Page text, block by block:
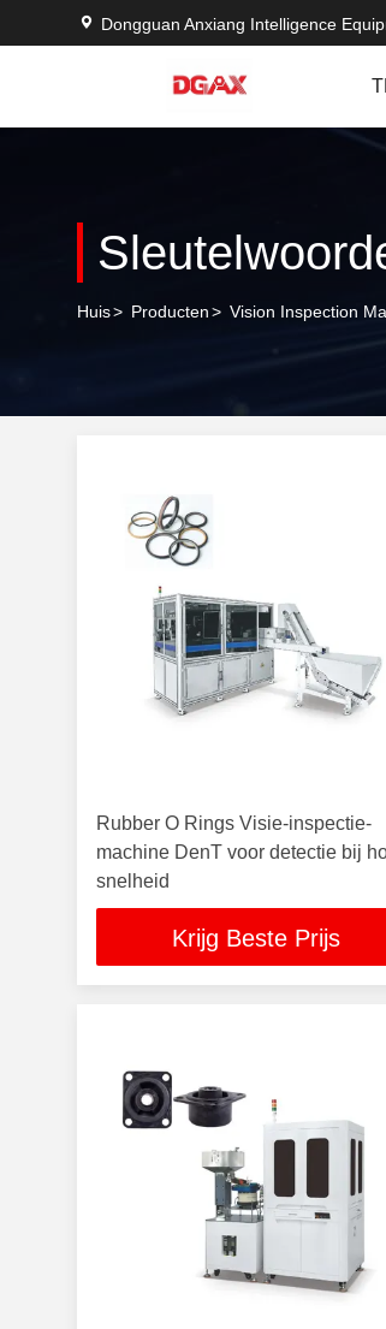
Dongguan Anxiang Intelligence
Huis> Producten> Vision Inspection
Rubber O Rings Visie-inspectie-
machine DenT voor detectie bij
snelheid
Krijg Beste Prijs